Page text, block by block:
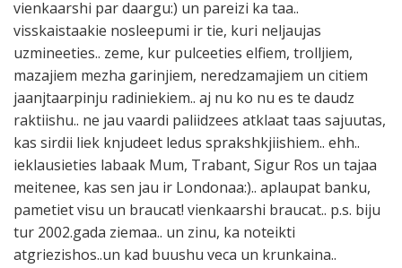
vienkaarshi par daargu:) un pareizi ka taa..
visskaistaakie nosleepumi ir tie, kuri neljaujas
uzmineeties.. zeme, kur pulceeties elfiem, trolljiem,
mazajiem mezha garinjiem, neredzamajiem un citiem
jaanjtaarpinju radiniekiem.. aj nu ko nu es te daudz
raktiishu.. ne jau vaardi paliidzees atklaat taas sajuutas,
kas sirdii liek knjudeet ledus sprakshkjiishiem.. ehh..
ieklausieties labaak Mum, Trabant, Sigur Ros un tajaa
meitenee, kas sen jau ir Londonaa:).. aplaupat banku,
pametiet visu un braucat! vienkaarshi braucat.. p.s. biju
tur 2002.gada ziemaa.. un zinu, ka noteikti
atgriezishos..un kad buushu veca un krunkaina..